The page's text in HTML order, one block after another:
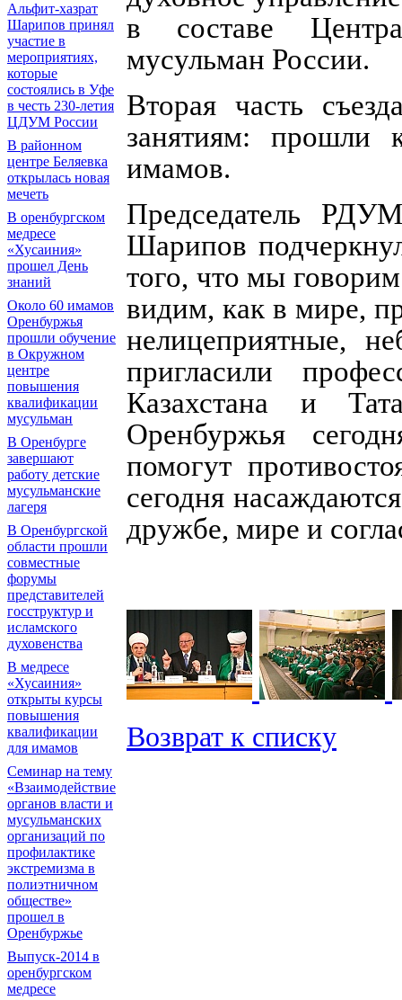
Альфит-хазрат
Шарипов принял
участие в
мероприятиях,
которые
состоялись в Уфе
в честь 230-летия
ЦДУМ России
В районном
центре Беляевка
открылась новая
мечеть
В оренбургском
медресе
«Хусаиния»
прошел День
знаний
Около 60 имамов
Оренбуржья
прошли обучение
в Окружном
центре
повышения
квалификации
мусульман
В Оренбурге
завершают
работу детские
мусульманские
лагеря
В Оренбургской
области прошли
совместные
форумы
представителей
госструктур и
исламского
духовенства
В медресе
«Хусаиния»
открыты курсы
повышения
квалификации
для имамов
Семинар на тему
«Взаимодействие
органов власти и
мусульманских
организаций по
профилактике
экстремизма в
полиэтничном
обществе»
прошел в
Оренбуржье
Выпуск-2014 в
оренбургском
медресе
в составе
мусульман России.
Вторая часть
занятиям: прошли
имамов.
Председатель
Шарипов
того, что мы
видим, как в мире,
нелицеприятные,
пригласили
Казахстана и
Оренбуржья
помогут
сегодня
дружбе, мире и
Возврат к списку